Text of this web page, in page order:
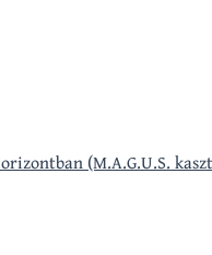
(M.A.G.U.S.